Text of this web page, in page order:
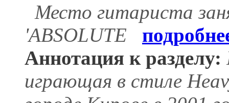
Место гитариста
'ABSOLUTE
Аннотация к разделу:
играющая в стиле